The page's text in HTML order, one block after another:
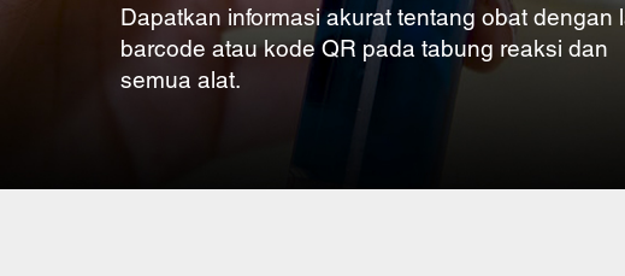
Dapatkan informasi akurat tentang obat dengan
barcode atau kode QR pada tabung reaksi dan
semua alat.